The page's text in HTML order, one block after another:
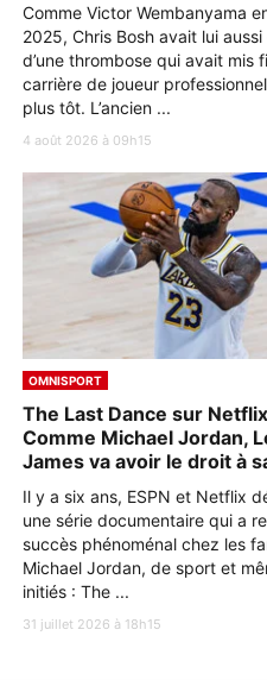
Comme Victor Wembanyama
2025, Chris Bosh avait lui
d’une thrombose qui avait mis
carrière de joueur
plus tôt. L’ancien ...
4 août 2026 à 09h15
OMNISPORT
The Last Dance sur
Comme Michael Jordan,
James va avoir le droit à
Il y a six ans, ESPN et Netflix
une série documentaire qui a
succès phénoménal chez les
Michael Jordan, de sport et
initiés : The ...
31 juillet 2026 à 18h15